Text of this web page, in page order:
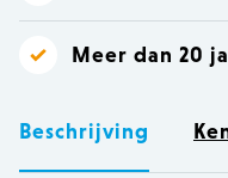
Meer dan 20
Beschrijving